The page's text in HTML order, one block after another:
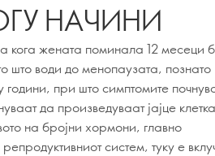
НАЧИНИ
кога жената поминала 12 месеци
што води до менопаузата, познато
при што симптомите
да произведуваат јајце клетка
на бројни хормони, главно
систем, туку е